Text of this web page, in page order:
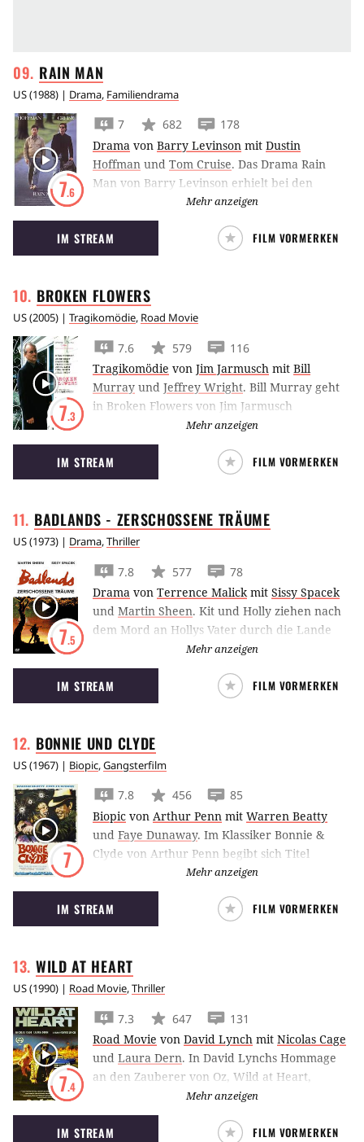
RAIN MAN
US(1988) | Drama, Familiendrama
7.6
7 682
178
Drama von Barry Levinson mit Dustin
Hoffman und Tom Cruise. Das Drama Rain
Man von Barry Levinson erhielt bei den
Academy Awards 1989 vier Oscars, unter
anderem mit Dustin Hoffman als bester
Darseller.
Mehr anzeigen
IM STREAM FILM VORMERKEN
BROKEN FLOWERS
US(2005) | Tragikomödie, Road Movie
7.3
7.6 579
116
Tragikomödie von Jim Jarmusch mit Bill
Murray und Jeffrey Wright. Bill Murray geht
in Broken Flowers von Jim Jarmusch
vergangenen Liebschaften auf den Grund und
sucht verzweifelt die Mutter seines Sohnes.
Mehr anzeigen
IM STREAM FILM VORMERKEN
BADLANDS - ZERSCHOSSENE TRÄUME
US(1973) | Drama,Thriller
7.5
7.8 577
78
Drama von Terrence Malickmit Sissy Spacek
und Martin Sheen. Kit und Holly ziehen nach
dem Mord an Hollys Vater durch die Lande
und werden zu modernen Outlaws
Mehr anzeigen
IM STREAM FILM VORMERKEN
BONNIE UND CLYDE
US(1967) | Biopic,Gangsterfilm
7
7.8 456
85
Biopic von Arthur Penn mit Warren Beatty
und Faye Dunaway. Im Klassiker Bonnie &
Clyde von Arthur Penn begibt sich Titel
gebendes Gaunerpärchen auf eine blutige
Tour durch mehrere Staaten treu dem Motto:
Live fast, die young.
Mehr anzeigen
IM STREAM FILM VORMERKEN
WILD AT HEART
US(1990) | Road Movie,Thriller
7.4
7.3 647
131
Road Movie von David Lynch mit Nicolas Cage
und Laura Dern. In David Lynchs Hommage
an den Zauberer von Oz, Wild at Heart,
fliehen Nicolas Cage und Laura Dern vor der
wahnsinnigen Schwiegermutter Diane Ladd
und ihren Killern.
Mehr anzeigen
IM STREAM FILM VORMERKEN